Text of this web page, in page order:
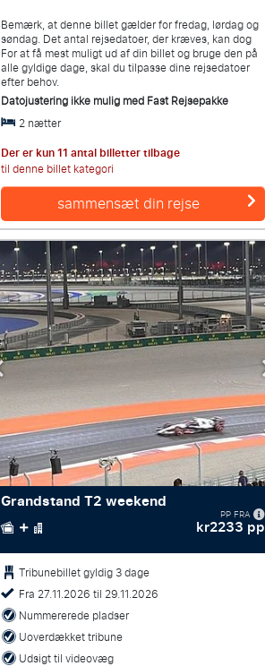
Bemærk, at denne billet gælder for fredag, lørdag og
søndag. Det antal rejsedatoer, der kræves, kan dog
For at få mest muligt ud af din billet og bruge den på
alle gyldige dage, skal du tilpasse dine rejsedatoer
efter behov.
Datojustering ikke mulig medFast Rejsepakke
2 nætter
Der er kun 11 antal billetter tilbage
til denne billet kategori
sammensæt din rejse
Grandstand T2 weekend
PP FRA
kr2233 pp
Tribunebillet gyldig 3 dage
Fra 27.11.2026 til 29.11.2026
Nummererede pladser
Uoverdækket tribune
Udsigt til videovæg